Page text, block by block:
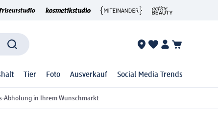
Tier Foto Ausverkauf Social Media Trends
Abholung in Ihrem Wunschmarkt